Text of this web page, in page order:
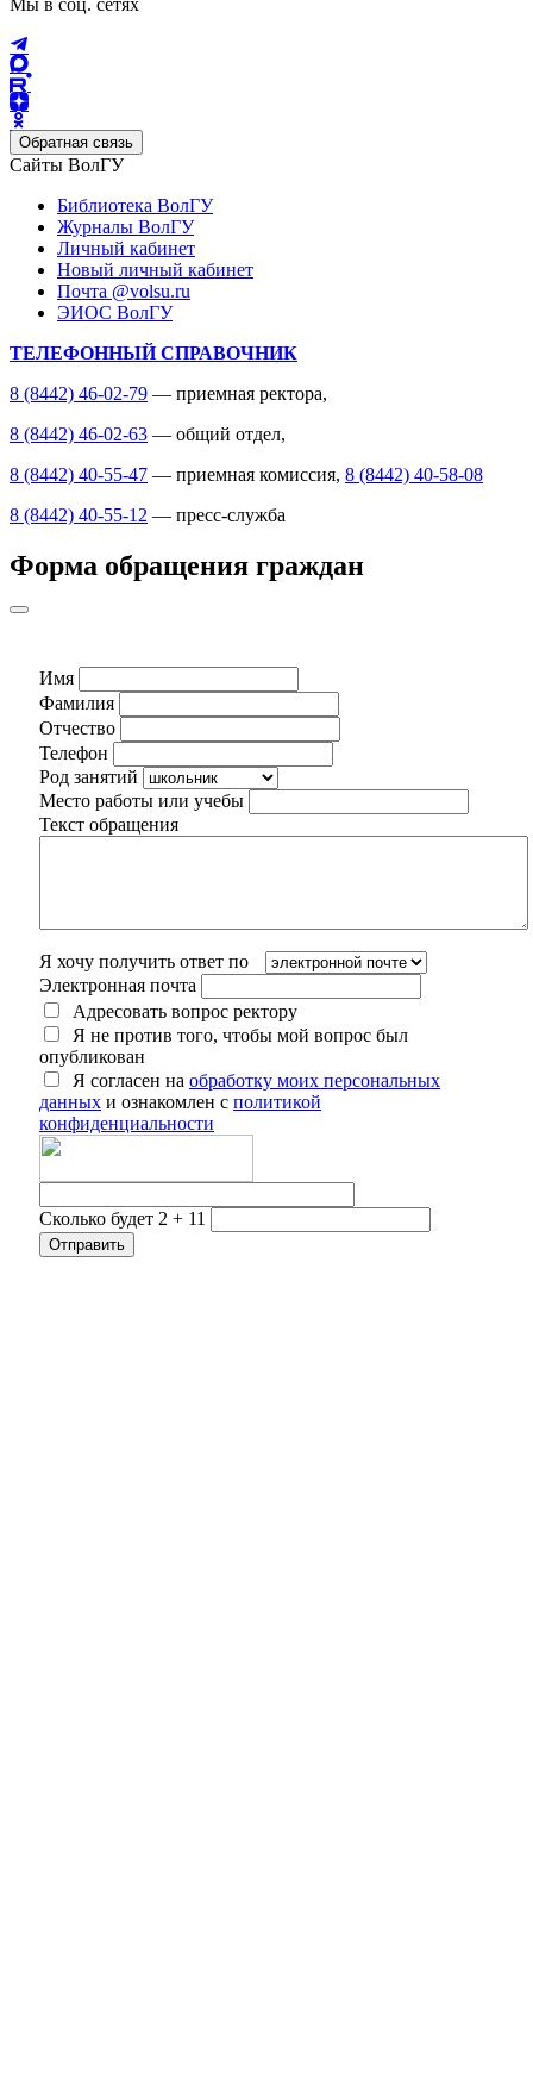
Мы в соц. сетях
Обратная связь
Сайты ВолГУ
Библиотека ВолГУ
Журналы ВолГУ
Личный кабинет
Новый личный кабинет
Почта @volsu.ru
ЭИОС ВолГУ
ТЕЛЕФОННЫЙ СПРАВОЧНИК
8 (8442) 46-02-79 — приемная ректора,
8 (8442) 46-02-63 — общий отдел,
8 (8442) 40-55-47 — приемная комиссия, 8 (8442) 40-58-08
8 (8442) 40-55-12 — пресс-служба
Форма обращения граждан
Имя
Фамилия
Отчество
Телефон
Род занятий
Место работы или учебы
Текст обращения
Я хочу получить ответ по
Электронная почта
Адресовать вопрос ректору
Я не против того, чтобы мой вопрос был
опубликован
Я согласен на обработку моих персональных
данных и ознакомлен с политикой
конфиденциальности
Сколько будет 2 + 11